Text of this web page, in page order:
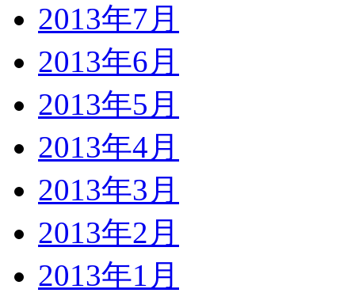
2013年7月
2013年6月
2013年5月
2013年4月
2013年3月
2013年2月
2013年1月